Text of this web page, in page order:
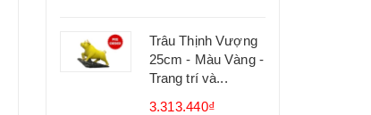
Trâu Thịnh Vượng
25cm - Màu Vàng -
Trang trí và...
3.313.440₫